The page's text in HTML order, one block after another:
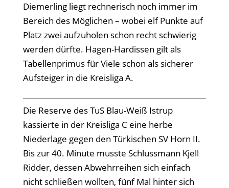
Diemerling liegt rechnerisch noch immer im
Bereich des Möglichen – wobei elf Punkte auf
Platz zwei aufzuholen schon recht schwierig
werden dürfte. Hagen-Hardissen gilt als
Tabellenprimus für Viele schon als sicherer
Aufsteiger in die Kreisliga A.
Die Reserve des TuS Blau-Weiß Istrup
kassierte in der Kreisliga C eine herbe
Niederlage gegen den Türkischen SV Horn II.
Bis zur 40. Minute musste Schlussmann Kjell
Ridder, dessen Abwehrreihen sich einfach
nicht schließen wollten, fünf Mal hinter sich